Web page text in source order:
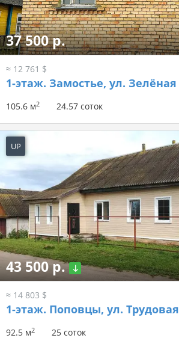
37 500 р.
≈ 12 761 $
1-этаж. Замостье, ул. Зелёная
105.6 м2 24.57 соток
UP
43 500 р.
≈ 14 803 $
1-этаж. Поповцы, ул. Трудовая
92.5 м2 25 соток